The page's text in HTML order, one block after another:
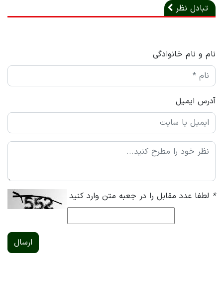
تبادل نظر
نام و نام خانوادگی
آدرس ایمیل
* لطفا عدد مقابل را در جعبه متن وارد کنید
ارسال